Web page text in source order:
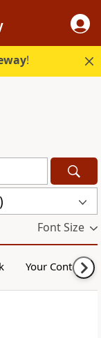
!
Font Size
Your Content